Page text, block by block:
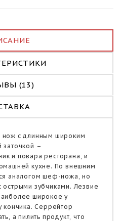
(13)
нож с длинным широким
заточкой –
и повара ресторана, и
кухне. По внешним
аналогом шеф-ножа, но
зубчиками. Лезвие
широкое у
кончика. Серрейтор
а пилить продукт, что